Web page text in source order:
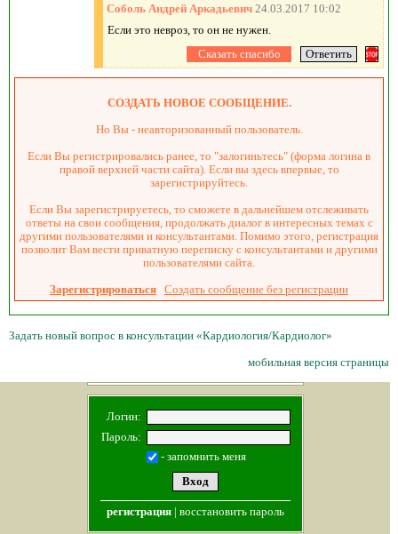
Соболь Андрей Аркадьевич 24.03.2017 10:02
Если это невроз, то он не нужен.
СОЗДАТЬ НОВОЕ СООБЩЕНИЕ.
Но Вы - неавторизованный пользователь.
Если Вы регистрировались ранее, то "залогиньтесь" (форма логина в
правой верхней части сайта). Если вы здесь впервые, то
зарегистрируйтесь.
Если Вы зарегистрируетесь, то сможете в дальнейшем отслеживать
ответы на свои сообщения, продолжать диалог в интересных темах с
другими пользователями и консультантами. Помимо этого, регистрация
позволит Вам вести приватную переписку с консультантами и другими
пользователями сайта.
Зарегистрироваться Создать сообщение без регистрации
Задать новый вопрос в консультации «Кардиология/Кардиолог»
мобильная версия страницы
Логин:
Пароль:
- запомнить меня
регистрация| восстановить пароль